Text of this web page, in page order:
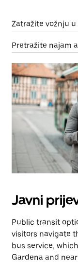
Zatražite vožnju
Pretražite najam
Javni
Public transit
visitors navigate
bus service,
Gardena and